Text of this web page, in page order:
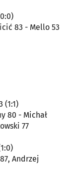
83 - Mello 53
(1:1)
80 - Michał
77
Andrzej